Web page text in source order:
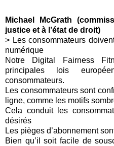
Michael McGrath
justice et à l’état de droit)
> Les consommateurs
numérique
Notre Digital Fairness
principales lois
consommateurs.
Les consommateurs sont
ligne, comme les motifs
Cela conduit les
désirés
Les pièges d’abonnement
Bien qu’il soit facile de